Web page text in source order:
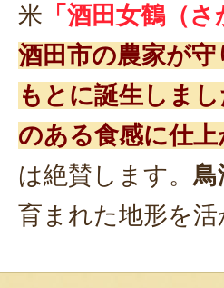
米 「酒田女鶴（
酒田市の農家が
もとに誕生しま
のある食感に仕上
は絶賛します。 鳥
育まれた地形を